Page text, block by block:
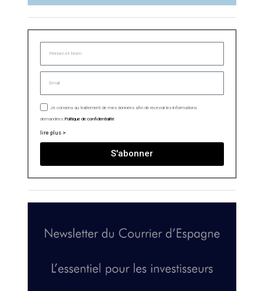
Je consens au traitement de mes données afin de recevoir les informations
demandées. Politique de confidentialité
lire plus >
S'abonner